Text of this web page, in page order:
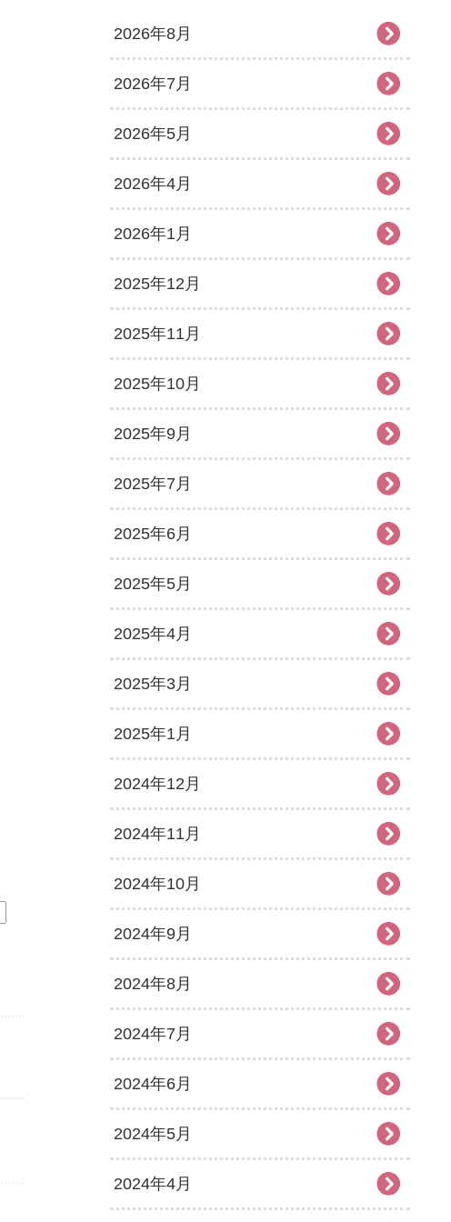
2026年8月
2026年7月
2026年5月
2026年4月
2026年1月
2025年12月
2025年11月
2025年10月
2025年9月
2025年7月
2025年6月
2025年5月
2025年4月
2025年3月
2025年1月
2024年12月
2024年11月
2024年10月
2024年9月
2024年8月
2024年7月
2024年6月
2024年5月
2024年4月